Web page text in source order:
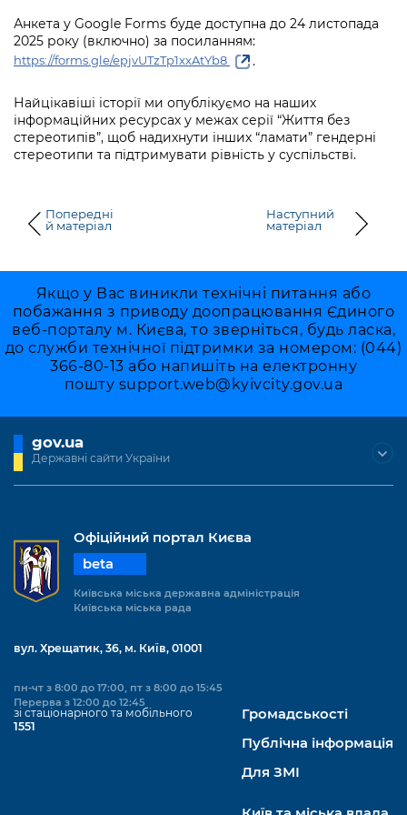
Kyiv International Relations
Гендерна політика
Безбар'єрність
Портал Захисників та Захисниць
Безбар'єрність
Портал послуг
Міський застосунок Київ Цифровий
Уряд» – місцевий рівень»
Важливе під час воєнного стану
Про відкриті дані
Портал даних Києва
Публічні дашборди
Анкета у Google Forms буде доступна до 24 листопада
2025 року (включно) за посиланням:
https://forms.gle/epjvUTzTp1xxAtYb8 .
Найцікавіші історії ми опублікуємо на наших
інформаційних ресурсах у межах серії “Життя без
стереотипів”, щоб надихнути інших “ламати” гендерні
стереотипи та підтримувати рівність у суспільстві.
Попередні
й матеріал
Наступний
матеріал
Якщо у Вас виникли технічні питання або
побажання з приводу доопрацювання Єдиного
веб-порталу м. Києва, то зверніться, будь ласка,
до служби технічної підтримки за номером: (044)
366-80-13 або напишіть на електронну
пошту support.web@kyivcity.gov.ua
gov.ua
Державні сайти України
Офіційний портал Києва
beta
Київська міська державна адміністрація
Київська міська рада
вул. Хрещатик, 36, м. Київ, 01001
пн-чт з 8:00 до 17:00, пт з 8:00 до 15:45
Перерва з 12:00 до 12:45
зі стаціонарного та мобільного
1551
Громадськості
Публічна інформація
Для ЗМІ